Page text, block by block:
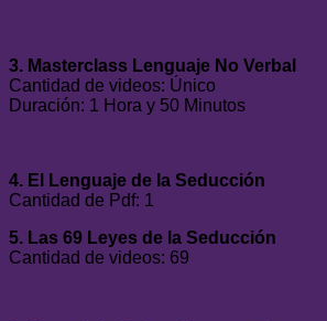
3. Masterclass Lenguaje No Verbal
Cantidad de videos: Único
Duración: 1 Hora y 50 Minutos
4. El Lenguaje de la Seducción
Cantidad de Pdf: 1
5. Las 69 Leyes de la Seducción
Cantidad de videos: 69